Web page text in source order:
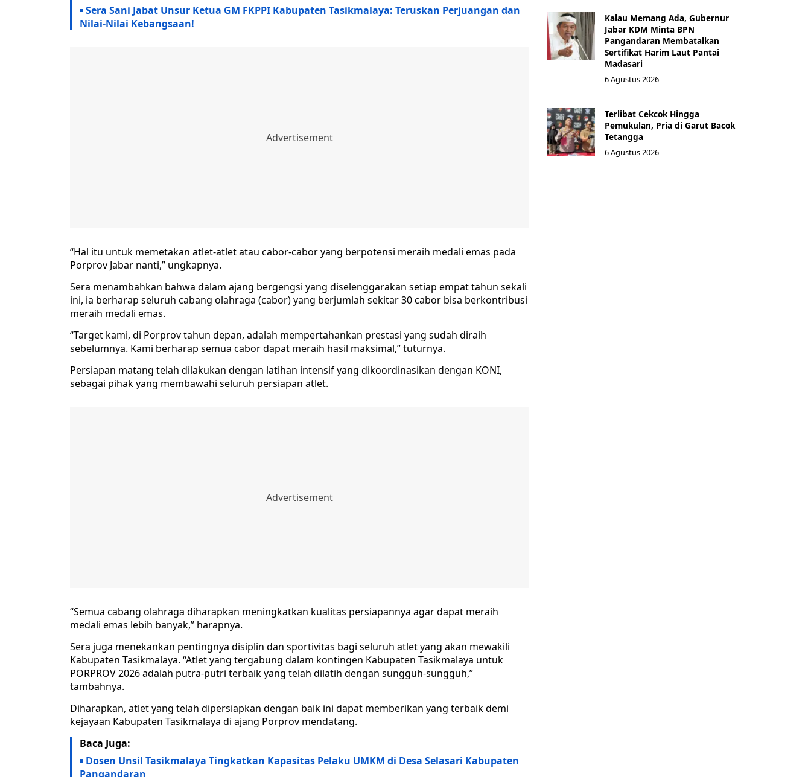
Sera Sani Jabat Unsur Ketua GM FKPPI Kabupaten Tasikmalaya: Teruskan Perjuangan dan
Nilai-Nilai Kebangsaan!
“Hal itu untuk memetakan atlet-atlet atau cabor-cabor yang berpotensi meraih medali emas pada
Porprov Jabar nanti,” ungkapnya.
Sera menambahkan bahwa dalam ajang bergengsi yang diselenggarakan setiap empat tahun sekali
ini, ia berharap seluruh cabang olahraga (cabor) yang berjumlah sekitar 30 cabor bisa berkontribusi
meraih medali emas.
“Target kami, di Porprov tahun depan, adalah mempertahankan prestasi yang sudah diraih
sebelumnya. Kami berharap semua cabor dapat meraih hasil maksimal,” tuturnya.
Persiapan matang telah dilakukan dengan latihan intensif yang dikoordinasikan dengan KONI,
sebagai pihak yang membawahi seluruh persiapan atlet.
“Semua cabang olahraga diharapkan meningkatkan kualitas persiapannya agar dapat meraih
medali emas lebih banyak,” harapnya.
Sera juga menekankan pentingnya disiplin dan sportivitas bagi seluruh atlet yang akan mewakili
Kabupaten Tasikmalaya. “Atlet yang tergabung dalam kontingen Kabupaten Tasikmalaya untuk
PORPROV 2026 adalah putra-putri terbaik yang telah dilatih dengan sungguh-sungguh,”
tambahnya.
Diharapkan, atlet yang telah dipersiapkan dengan baik ini dapat memberikan yang terbaik demi
kejayaan Kabupaten Tasikmalaya di ajang Porprov mendatang.
Baca Juga:
Dosen Unsil Tasikmalaya Tingkatkan Kapasitas Pelaku UMKM di Desa Selasari Kabupaten
Pangandaran
Kalau Memang Ada, Gubernur
Jabar KDM Minta BPN
Pangandaran Membatalkan
Sertifikat Harim Laut Pantai
Madasari
6 Agustus 2026
Terlibat Cekcok Hingga
Pemukulan, Pria di Garut Bacok
Tetangga
6 Agustus 2026